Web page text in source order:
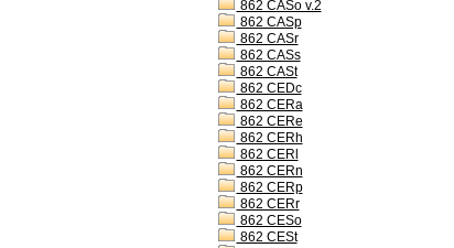
862 CASo v.2
862 CASp
862 CASr
862 CASs
862 CASt
862 CEDc
862 CERa
862 CERe
862 CERh
862 CERl
862 CERn
862 CERp
862 CERr
862 CESo
862 CESt